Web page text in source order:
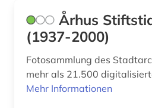
färöer (6)
färöisch (6)
fünen (2)
gefangene (1)
Århus
(1937-2000)
Fotosammlung des
mehr als 21.500
Mehr Informationen